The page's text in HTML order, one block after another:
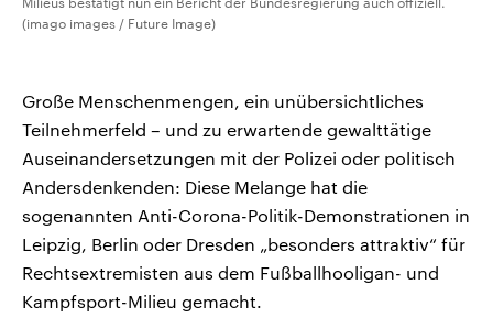
(imago images / Future Image)
Große Menschenmengen, ein unübersichtliches
Teilnehmerfeld – und zu erwartende gewalttätige
Auseinandersetzungen mit der Polizei oder politisch
Andersdenkenden: Diese Melange hat die
sogenannten Anti-Corona-Politik-Demonstrationen in
Leipzig, Berlin oder Dresden „besonders attraktiv“ für
Rechtsextremisten aus dem Fußballhooligan- und
Kampfsport-Milieu gemacht.